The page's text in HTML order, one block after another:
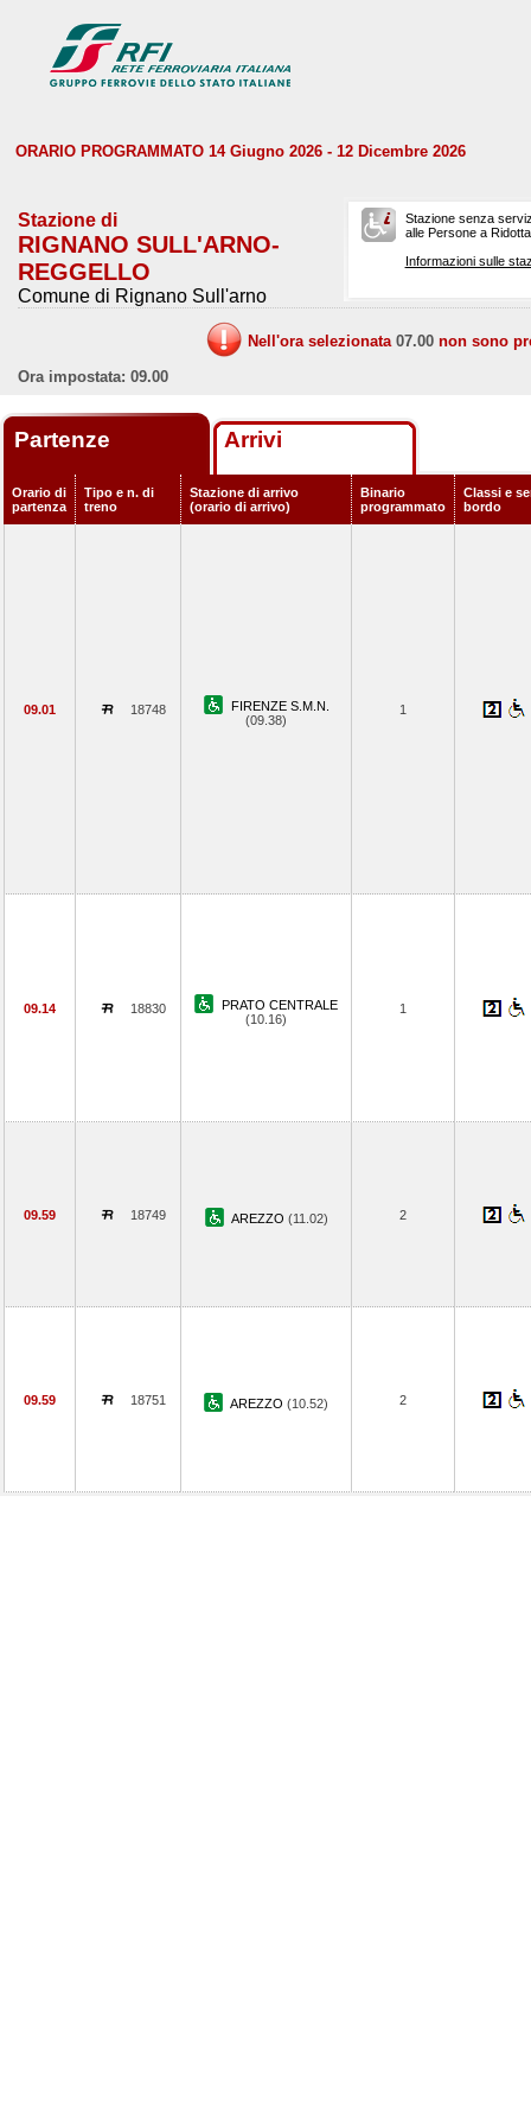
ORARIO PROGRAMMATO 14 Giugno 2026 - 12 Dicembre 2026
Stazione di
RIGNANO SULL'ARNO-
REGGELLO
Comune di Rignano Sull'arno
Stazione senza
alle Persone a
Informazioni sulle
Nell'ora selezionata 07.00 non sono
Ora impostata: 09.00
Partenze Arrivi
Orario di
partenza
Tipo e n. di
treno
Stazione di arrivo
(orario di arrivo)
Binario
programmato
Classi e
bordo
09.01 18748
FIRENZE S.M.N.
(09.38)
1
09.14 18830
PRATO CENTRALE
(10.16)
1
09.59 18749 AREZZO (11.02) 2
09.59 18751 AREZZO (10.52) 2